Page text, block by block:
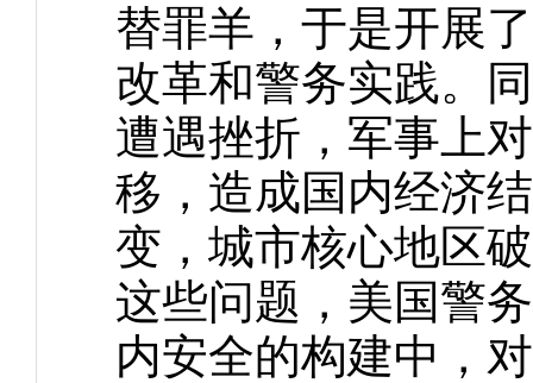
替罪羊，于是开展
改革和警务实践。
遭遇挫折，军事上
移，造成国内经济
变，城市核心地区
这些问题，美国警
内安全的构建中，